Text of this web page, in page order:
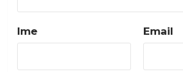
Ime Email